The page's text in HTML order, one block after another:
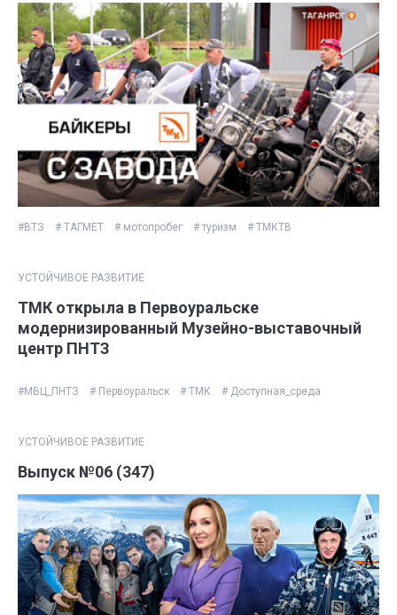
#ВТЗ # ТАГМЕТ # мотопробег # туризм # ТМКТВ
УСТОЙЧИВОЕ РАЗВИТИЕ
ТМК открыла в Первоуральске
модернизированный Музейно-выставочный
центр ПНТЗ
#МВЦ_ПНТЗ # Первоуральск # ТМК # Доступная_среда
УСТОЙЧИВОЕ РАЗВИТИЕ
Выпуск №06 (347)